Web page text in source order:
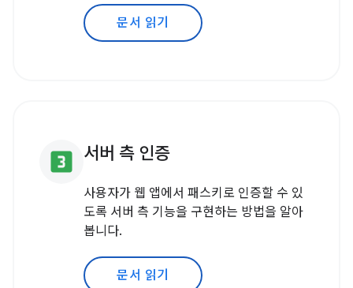
문서 읽기
looks_3 서버 측 인증
사용자가 웹 앱에서 패스키로 인증할 수 있
도록 서버 측 기능을 구현하는 방법을 알아
봅니다.
문서 읽기